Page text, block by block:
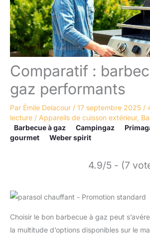
Comparatif :
gaz performants
Par Émile Delacour / 17 septembre 2025 /
lecture / Appareils de cuisson extérieur,
Barbecue à gaz
Campingaz
gourmet
Weber spirit
4.9/5 - (7
Choisir le bon barbecue à gaz peut
la multitude d’options disponibles sur le